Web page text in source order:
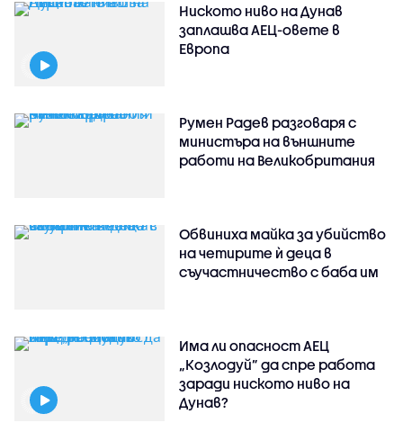
Ниското ниво на Дунав
заплашва АЕЦ-овете в
Европа
Румен Радев разговаря с
министъра на външните
работи на Великобритания
Обвиниха майка за убийство
на четирите ѝ деца в
съучастничество с баба им
Има ли опасност АЕЦ
„Козлодуй” да спре работа
заради ниското ниво на
Дунав?